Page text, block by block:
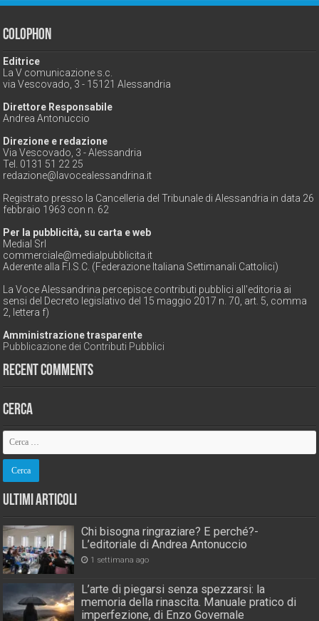
Colophon
Editrice
La V comunicazione s.c.
via Vescovado, 3 - 15121 Alessandria
Direttore Responsabile
Andrea Antonuccio
Direzione e redazione
Via Vescovado, 3 - Alessandria
Tel. 0131 51 22 25
redazione@lavocealessandrina.it
Registrato presso la Cancelleria del Tribunale di Alessandria in data 26
febbraio 1963 con n. 62
Per la pubblicità, su carta e web
Medial Srl
commerciale@medialpubblicita.it
Aderente alla F.I.S.C. (Federazione Italiana Settimanali Cattolici)
La Voce Alessandrina percepisce contributi pubblici all'editoria ai
sensi del Decreto legislativo del 15 maggio 2017 n. 70, art. 5, comma
2, lettera f)
Amministrazione trasparente
Pubblicazione dei Contributi Pubblici
Recent Comments
Cerca
Ultimi Articoli
Chi bisogna ringraziare? E perché?-
L’editoriale di Andrea Antonuccio
1 settimana ago
L’arte di piegarsi senza spezzarsi: la
memoria della rinascita. Manuale pratico di
imperfezione, di Enzo Governale